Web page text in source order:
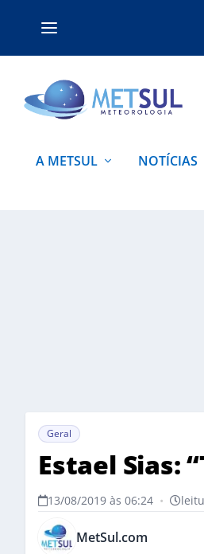
A METSUL NOTÍCIAS
Geral
Estael Sias:
13/08/2019 às 06:24 •
MetSul.com